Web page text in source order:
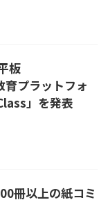
板
プラットフォ
」を発表
冊以上の紙コミ